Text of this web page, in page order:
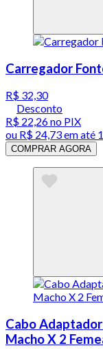
Carregador
R$ 32,30
Desconto
R$ 22,26no PIX
ou R$ 24,73em até
COMPRAR AGORA
Cabo
Macho X 2